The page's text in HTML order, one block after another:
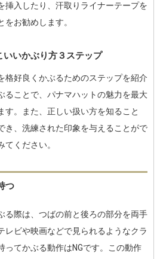
挿入したり、汗取りライナーテープを
お勧めします。
いかぶり方３ステップ
格好良くかぶるためのステップを紹介
ることで、パナマハットの魅力を最大
す。また、正しい扱い方を知ること
き、洗練された印象を与えることがで
てください。
つ
る際は、つばの前と後ろの部分を両手
レビや映画などで見られるようなクラ
ってかぶる動作はNGです。この動作